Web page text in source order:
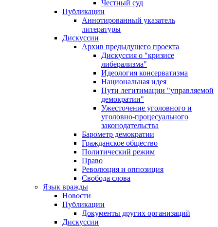
Честный суд
Публикации
Аннотированный указатель
литературы
Дискуссии
Архив предыдущего проекта
Дискуссия о "кризисе
либерализма"
Идеология консерватизма
Национальная идея
Пути легитимации "управляемой
демократии"
Ужесточение уголовного и
уголовно-процесуального
законодательства
Барометр демократии
Гражданское общество
Политический режим
Право
Революция и оппозиция
Свобода слова
Язык вражды
Новости
Публикации
Документы других организаций
Дискуссии